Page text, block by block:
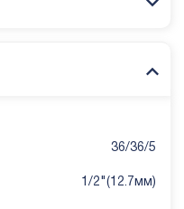
36/36/5
1/2"(12.7мм)